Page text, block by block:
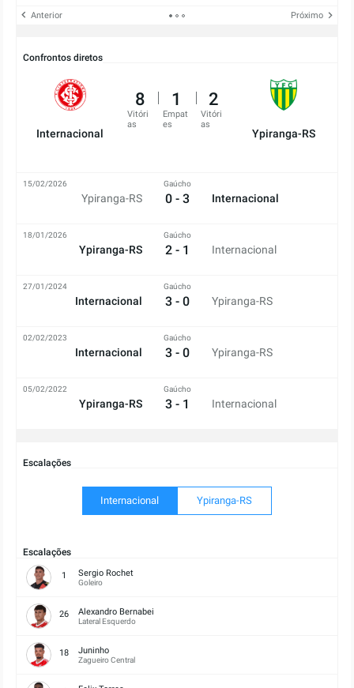
Escalações
Internacional Ypiranga-RS
Escalações
1 Sergio Rochet
Goleiro
26 Alexandro Bernabei
Lateral Esquerdo
18 Juninho
Zagueiro Central
Anterior Próximo
Confrontos diretos
Internacional
8
Vitóri
as
1
Empat
es
2
Vitóri
as
Ypiranga-RS
Ypiranga-RS
Gaúcho
0 - 3 Internacional
15/02/2026
Ypiranga-RS
Gaúcho
2 - 1 Internacional
18/01/2026
Internacional
Gaúcho
3 - 0 Ypiranga-RS
27/01/2024
Internacional
Gaúcho
3 - 0 Ypiranga-RS
02/02/2023
Ypiranga-RS
Gaúcho
3 - 1 Internacional
05/02/2022